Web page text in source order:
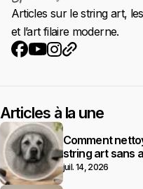
Articles sur le string art,
et l’art filaire moderne.
Articles à la une
Comment
string art sans
juil. 14, 2026